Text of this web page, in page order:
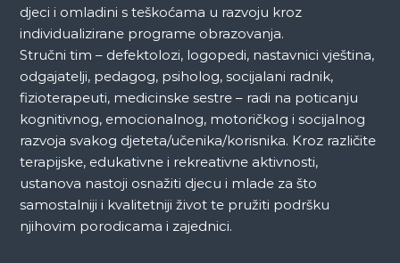
djeci i omladini s teškoćama u razvoju kroz
individualizirane programe obrazovanja.
Stručni tim – defektolozi, logopedi, nastavnici vještina,
odgajatelji, pedagog, psiholog, socijalani radnik,
fizioterapeuti, medicinske sestre – radi na poticanju
kognitivnog, emocionalnog, motoričkog i socijalnog
razvoja svakog djeteta/učenika/korisnika. Kroz različite
terapijske, edukativne i rekreativne aktivnosti,
ustanova nastoji osnažiti djecu i mlade za što
samostalniji i kvalitetniji život te pružiti podršku
njihovim porodicama i zajednici.